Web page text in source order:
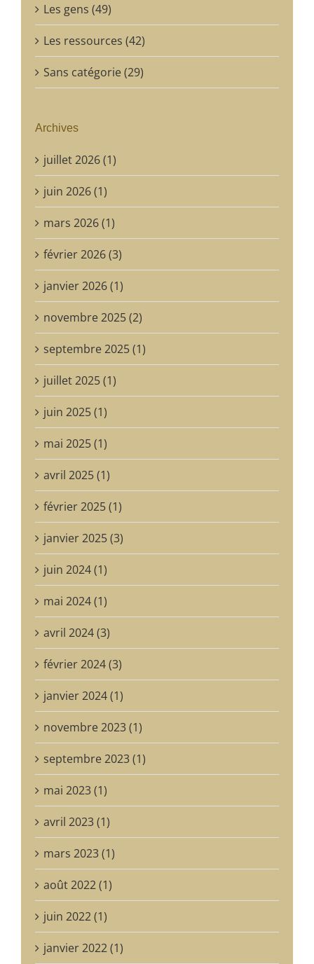
Les gens (49)
Les ressources (42)
Sans catégorie (29)
Archives
juillet 2026 (1)
juin 2026 (1)
mars 2026 (1)
février 2026 (3)
janvier 2026 (1)
novembre 2025 (2)
septembre 2025 (1)
juillet 2025 (1)
juin 2025 (1)
mai 2025 (1)
avril 2025 (1)
février 2025 (1)
janvier 2025 (3)
juin 2024 (1)
mai 2024 (1)
avril 2024 (3)
février 2024 (3)
janvier 2024 (1)
novembre 2023 (1)
septembre 2023 (1)
mai 2023 (1)
avril 2023 (1)
mars 2023 (1)
août 2022 (1)
juin 2022 (1)
janvier 2022 (1)